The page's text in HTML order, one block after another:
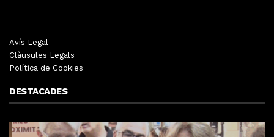
Avís Legal
Clàusules Legals
Política de Cookies
DESTACADES